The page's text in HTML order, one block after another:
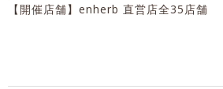
【開催店舗】enherb 直営店全35店舗